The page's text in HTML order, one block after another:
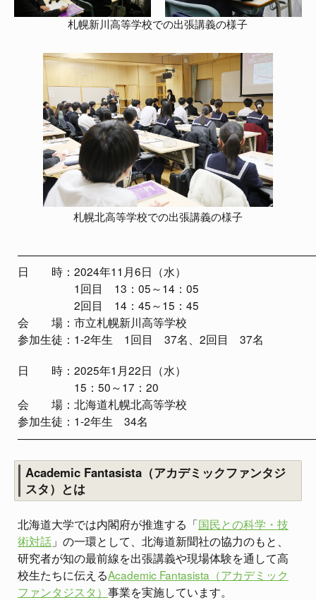
札幌新川高等学校での出張講義の様子
札幌北高等学校での出張講義の様子
日 時：2024年11月6日（水）
1回目 13：05～14：05
2回目 14：45～15：45
会 場：市立札幌新川高等学校
参加生徒：1-2年生 1回目 37名、2回目 37名
日 時：2025年1月22日（水）
15：50～17：20
会 場：北海道札幌北高等学校
参加生徒：1-2年生 34名
Academic Fantasista（アカデミックファンタジ
スタ）とは
北海道大学では内閣府が推進する「国民との科学・技
術対話 」の一環として、北海道新聞社の協力のもと、
研究者が知の最前線を出張講義や現場体験を通して高
校生たちに伝えるAcademic Fantasista（アカデミック
ファンタジスタ） 事業を実施しています。